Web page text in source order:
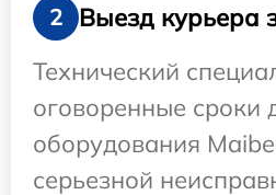
2
Выезд курьера
Технический
оговоренные сроки
оборудования
серьезной